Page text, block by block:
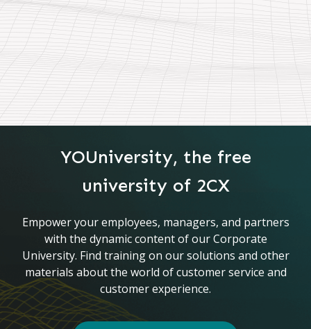
YOUniversity, the free
university of 2CX
Empower your employees, managers, and partners
with the dynamic content of our Corporate
University. Find training on our solutions and other
materials about the world of customer service and
customer experience.